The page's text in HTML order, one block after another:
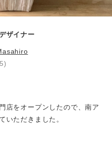
ザイナー
店をオープンしたので、南ア
いただきました。